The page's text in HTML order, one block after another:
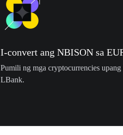
I-convert ang NBISON sa
Pumili ng mga cryptocurrencies upang
LBank.